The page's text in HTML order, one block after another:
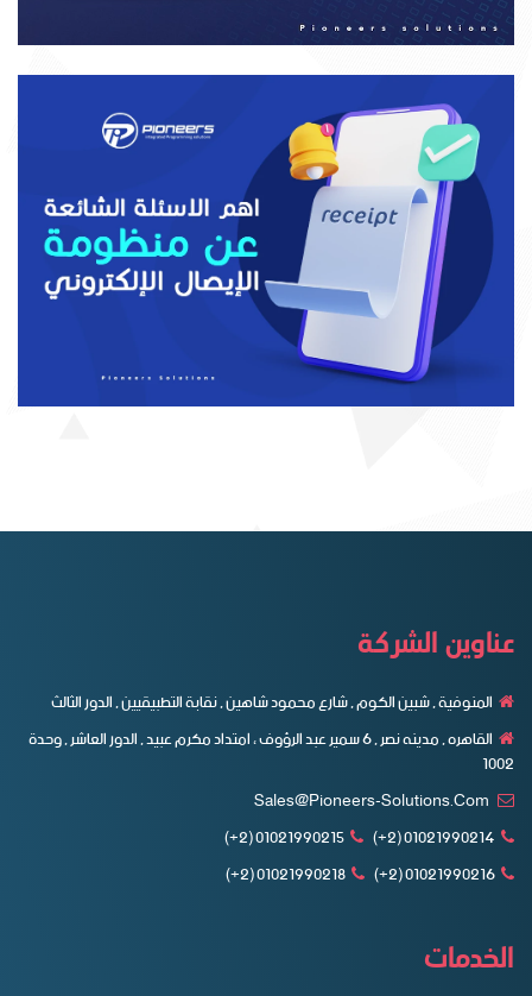
عناوين الشركة
المنوفية , شبين الكوم , شارع محمود شاهين , نقابة التطبيقيين , الدور الثالث
القاهره , مدينه نصر , ٦ سمير عبد الرؤوف ، امتداد مكرم عبيد , الدور العاشر , وحدة
1002
01021990214 (2+)
01021990215 (2+)
01021990216 (2+)
01021990218 (2+)
الخدمات